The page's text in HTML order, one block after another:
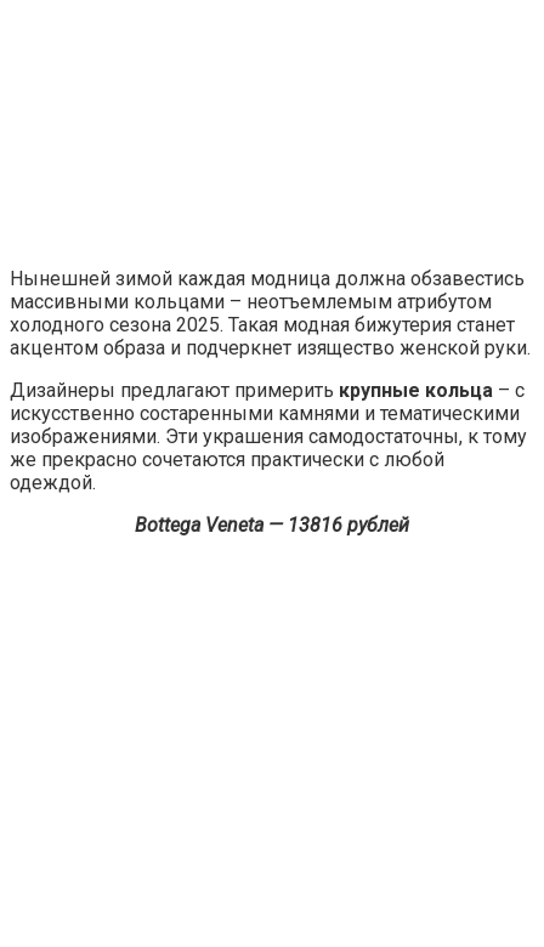
Нынешней зимой каждая модница должна обзавестись
массивными кольцами – неотъемлемым атрибутом
холодного сезона 2025. Такая модная бижутерия станет
акцентом образа и подчеркнет изящество женской руки.
Дизайнеры предлагают примерить крупные кольца – с
искусственно состаренными камнями и тематическими
изображениями. Эти украшения самодостаточны, к тому
же прекрасно сочетаются практически с любой
одеждой.
Bottega Veneta — 13816 рублей